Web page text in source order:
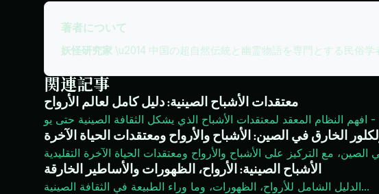
著者について
妖怪研究家 \u2014 中国の超自然伝統と幽霊物語を専門とする民俗学
関連記事
معتقدات الأشباح الصينية: دليل كامل لعالم الأرواح
- افهم النظام المعقد لمعتقدات الأشباح الذي يشكل الثقافة الصينية حتى يو
الخارق في الصين: الأشباح والأرواح ومعتقدات الحياة الآخرة
الأشباح الصينية: الأرواح، الظهورات والأساطير الخارقة
الدليل الشامل للأرواح، الظهورات، وما وراء الطبيعة في الثقافة الصينية...